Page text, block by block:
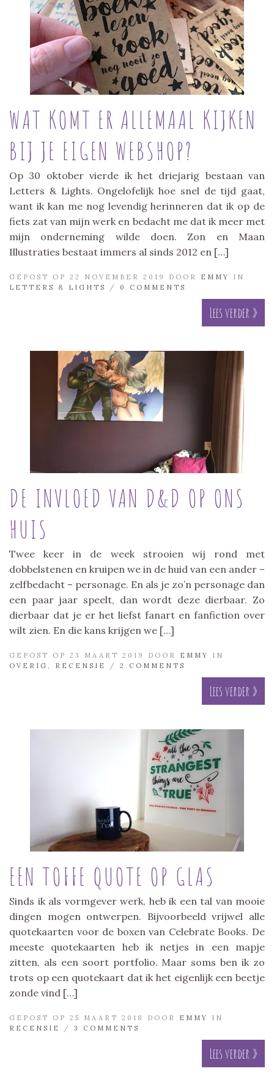
WAT KOMT ER ALLEMAAL KIJKEN
BIJ JE EIGEN WEBSHOP?
Op 30 oktober vierde ik het driejarig bestaan van
Letters & Lights. Ongelofelijk hoe snel de tijd gaat,
want ik kan me nog levendig herinneren dat ik op de
fiets zat van mijn werk en bedacht me dat ik meer met
mijn onderneming wilde doen. Zon en Maan
Illustraties bestaat immers al sinds 2012 en […]
GEPOST OP 22 NOVEMBER 2019 DOOR EMMY
IN
LETTERS & LIGHTS
/ 0 COMMENTS
Lees verder »
DE INVLOED VAN D&D OP ONS
HUIS
Twee keer in de week strooien wij rond met
dobbelstenen en kruipen we in de huid van een ander –
zelfbedacht – personage. En als je zo’n personage dan
een paar jaar speelt, dan wordt deze dierbaar. Zo
dierbaar dat je er het liefst fanart en fanfiction over
wilt zien. En die kans krijgen we […]
GEPOST OP 23 MAART 2019 DOOR EMMY
IN
OVERIG
RECENSIE / 2 COMMENTS
Lees verder »
EEN TOFFE QUOTE OP GLAS
Sinds ik als vormgever werk, heb ik een tal van mooie
dingen mogen ontwerpen. Bijvoorbeeld vrijwel alle
quotekaarten voor de boxen van Celebrate Books. De
meeste quotekaarten heb ik netjes in een mapje
zitten, als een soort portfolio. Maar soms ben ik zo
trots op een quotekaart dat ik het eigenlijk een beetje
zonde vind […]
GEPOST OP 25 MAART 2018 DOOR EMMY
IN
RECENSIE
/ 3 COMMENTS
Lees verder »